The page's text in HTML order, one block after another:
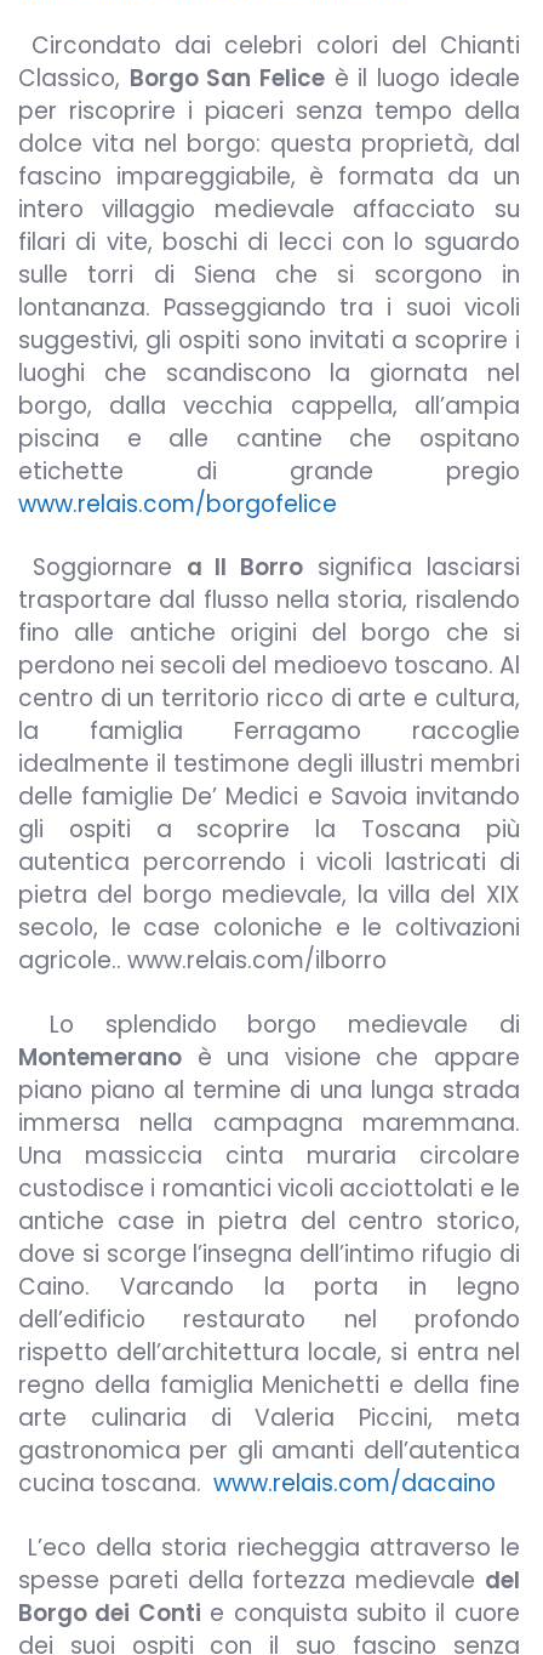
Circondato dai celebri colori del Chianti
Classico, Borgo San Felice è il luogo ideale
per riscoprire i piaceri senza tempo della
dolce vita nel borgo: questa proprietà, dal
fascino impareggiabile, è formata da un
intero villaggio medievale affacciato su
filari di vite, boschi di lecci con lo sguardo
sulle torri di Siena che si scorgono in
lontananza. Passeggiando tra i suoi vicoli
suggestivi, gli ospiti sono invitati a scoprire i
luoghi che scandiscono la giornata nel
borgo, dalla vecchia cappella, all’ampia
piscina e alle cantine che ospitano
etichette di grande pregio
www.relais.com/borgofelice
Soggiornare a Il Borro significa lasciarsi
trasportare dal flusso nella storia, risalendo
fino alle antiche origini del borgo che si
perdono nei secoli del medioevo toscano. Al
centro di un territorio ricco di arte e cultura,
la famiglia Ferragamo raccoglie
idealmente il testimone degli illustri membri
delle famiglie De’ Medici e Savoia invitando
gli ospiti a scoprire la Toscana più
autentica percorrendo i vicoli lastricati di
pietra del borgo medievale, la villa del XIX
secolo, le case coloniche e le coltivazioni
agricole.. www.relais.com/ilborro
Lo splendido borgo medievale di
Montemerano è una visione che appare
piano piano al termine di una lunga strada
immersa nella campagna maremmana.
Una massiccia cinta muraria circolare
custodisce i romantici vicoli acciottolati e le
antiche case in pietra del centro storico,
dove si scorge l’insegna dell’intimo rifugio di
Caino. Varcando la porta in legno
dell’edificio restaurato nel profondo
rispetto dell’architettura locale, si entra nel
regno della famiglia Menichetti e della fine
arte culinaria di Valeria Piccini, meta
gastronomica per gli amanti dell’autentica
cucina toscana. www.relais.com/dacaino
L’eco della storia riecheggia attraverso le
spesse pareti della fortezza medievale del
Borgo dei Conti e conquista subito il cuore
dei suoi ospiti con il suo fascino senza